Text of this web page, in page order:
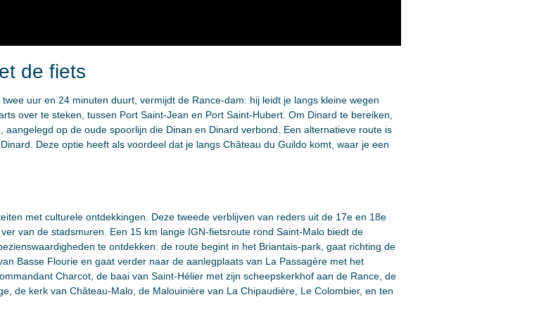
de fiets
uur en 24 minuten duurt, vermijdt de Rance-dam: hij leidt je langs kleine wegen
over te steken, tussen Port Saint-Jean en Port Saint-Hubert. Om Dinard te bereiken,
op de oude spoorlijn die Dinan en Dinard verbond. Een alternatieve route is
Deze optie heeft als voordeel dat je langs Château du Guildo komt, waar je een
met culturele ontdekkingen. Deze tweede verblijven van reders uit de 17e en 18e
van de stadsmuren. Een 15 km lange IGN-fietsroute rond Saint-Malo biedt de
te ontdekken: de route begint in het Briantais-park, gaat richting de
Basse Flourie en gaat verder naar de aanlegplaats van La Passagère met het
Charcot, de baai van Saint-Hélier met zijn scheepskerkhof aan de Rance, de
de kerk van Château-Malo, de Malouinière van La Chipaudière, Le Colombier, en ten